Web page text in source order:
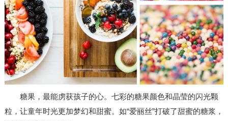
糖果，最能虏获孩子的心。七彩的糖果颜色和晶莹的闪光颗
粒，让童年时光更加梦幻和甜蜜。如“爱丽丝”打破了甜蜜的糖浆，